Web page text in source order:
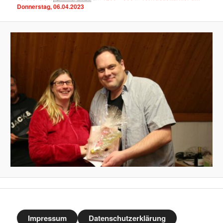
Donnerstag, 06.04.2023
Impressum Datenschutzerklärung